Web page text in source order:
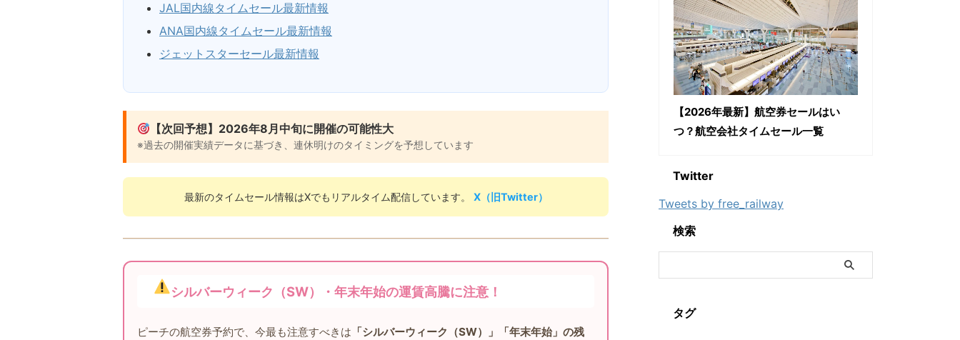
JAL国内線タイムセール最新情報
ANA国内線タイムセール最新情報
ジェットスターセール最新情報
【次回予想】2026年8月中旬に開催の可能性大
※過去の開催実績データに基づき、連休明けのタイミングを予想しています
最新のタイムセール情報はXでもリアルタイム配信しています。 X（旧Twitter）
シルバーウィーク（SW）・年末年始の運賃高騰に注意！
ピーチの航空券予約で、今最も注意すべきは 「シルバーウィーク（SW）」「年末年始」の残
【2026年最新】航空券セールはい
つ？航空会社タイムセール一覧
Twitter
Tweets by free_railway
検索
タグ